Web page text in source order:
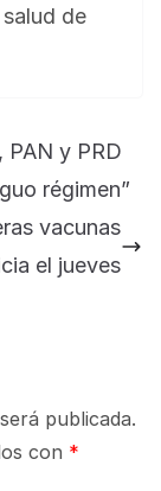
de
y PRD
régimen”
vacunas
el jueves
publicada.
con *